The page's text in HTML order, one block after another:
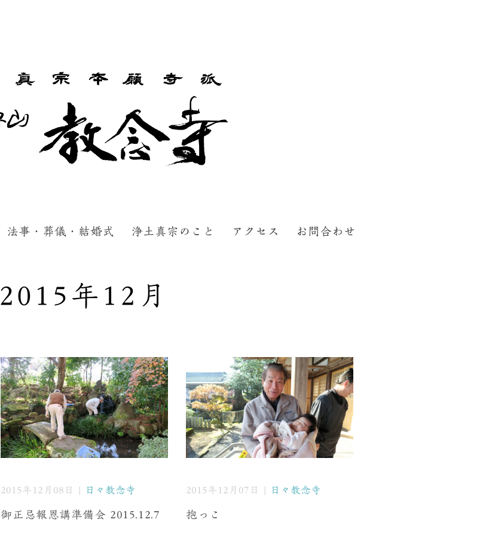
法事・葬儀・結婚式 浄土真宗のこと アクセス お問合わせ
2015年12月
2015年12月08日 | 日々教念寺
御正忌報恩講準備会 2015.12.7
2015年12月07日 | 日々教念寺
抱っこ